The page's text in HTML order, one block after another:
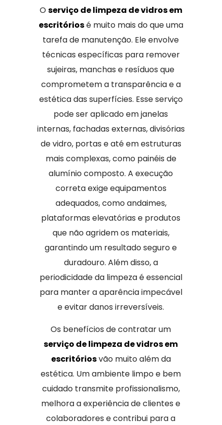
Oserviço de limpeza de vidros em
escritóriosé muito mais do que uma
tarefa de manutenção. Ele envolve
técnicas específicas para remover
sujeiras, manchas e resíduos que
comprometem a transparência e a
estética das superfícies. Esse serviço
pode ser aplicado em janelas
internas, fachadas externas, divisórias
de vidro, portas e até em estruturas
mais complexas, como painéis de
alumínio composto. A execução
correta exige equipamentos
adequados, como andaimes,
plataformas elevatórias e produtos
que não agridem os materiais,
garantindo um resultado seguro e
duradouro. Além disso, a
periodicidade da limpeza é essencial
para manter a aparência impecável
e evitar danos irreversíveis.
Os benefícios de contratar um
serviço de limpeza de vidros em
escritóriosvão muito além da
estética. Um ambiente limpo e bem
cuidado transmite profissionalismo,
melhora a experiência de clientes e
colaboradores e contribui para a